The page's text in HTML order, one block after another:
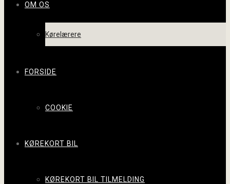
OM OS
Kørelærere
FORSIDE
COOKIE
KØREKORT BIL
KØREKORT BIL TILMELDING